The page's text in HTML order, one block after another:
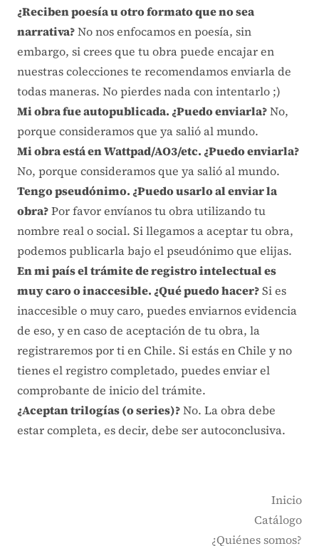
¿Reciben poesía u otro formato que no sea
narrativa?No nos enfocamos en poesía, sin
embargo, si crees que tu obra puede encajar en
nuestras colecciones te recomendamos enviarla de
todas maneras. No pierdes nada con intentarlo ;)
Mi obra fue autopublicada. ¿Puedo enviarla?No,
porque consideramos que ya salió al mundo.
Mi obra está en Wattpad/AO3/etc. ¿Puedo enviarla?
No, porque consideramos que ya salió al mundo.
Tengo pseudónimo. ¿Puedo usarlo al enviar la
obra?Por favor envíanos tu obra utilizando tu
nombre real o social. Si llegamos a aceptar tu obra,
podemos publicarla bajo el pseudónimo que elijas.
En mi país el trámite de registro intelectual es
muy caro o inaccesible. ¿Qué puedo hacer?Si es
inaccesible o muy caro, puedes enviarnos evidencia
de eso, y en caso de aceptación de tu obra, la
registraremos por ti en Chile. Si estás en Chile y no
tienes el registro completado, puedes enviar el
comprobante de inicio del trámite.
¿Aceptan trilogías (o series)?No. La obra debe
estar completa, es decir, debe ser autoconclusiva.
Inicio
Catálogo
¿Quiénes somos?